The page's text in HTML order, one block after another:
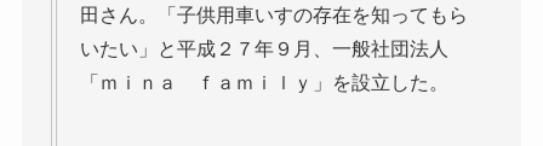
田さん。「子供用車いすの存在を知ってもら
いたい」と平成２７年９月、一般社団法人
「ｍｉｎａ ｆａｍｉｌｙ」を設立した。